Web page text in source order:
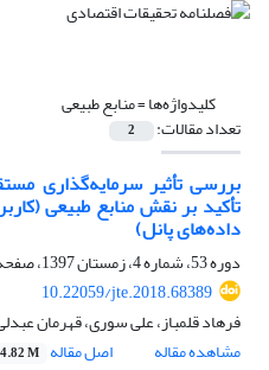
کلیدواژه‌ها =منابع طبیعی
تعداد مقالات: 2
بررسی تأثیر سرمایه‌گذاری
تأکید بر نقش منابع طبیعی
داده‌های پانل)
دوره 53، شماره 4، زمستان 1397، صفحه
10.22059/jte.2018.68389
فرهاد قلمباز، علی سوری، قهرمان
مشاهده مقاله
اصل مقاله 4.82 M